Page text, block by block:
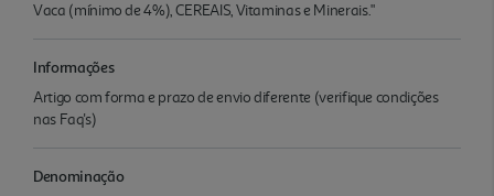
Vaca (mínimo de 4%), CEREAIS, Vitaminas e Minerais."
Informações
Artigo com forma e prazo de envio diferente (verifique condições
nas Faq's)
Denominação